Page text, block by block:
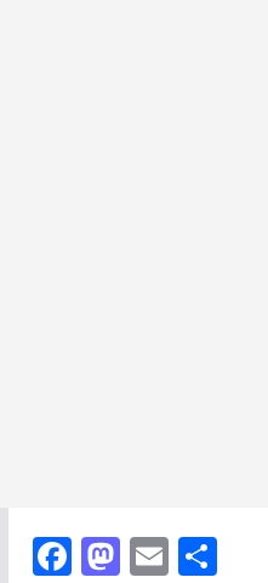
F M E P